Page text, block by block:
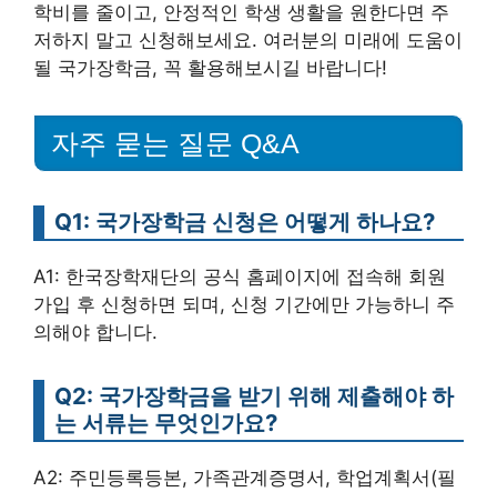
학비를 줄이고, 안정적인 학생 생활을 원한다면 주
저하지 말고 신청해보세요. 여러분의 미래에 도움이
될 국가장학금, 꼭 활용해보시길 바랍니다!
자주 묻는 질문 Q&A
Q1: 국가장학금 신청은 어떻게 하나요?
A1: 한국장학재단의 공식 홈페이지에 접속해 회원
가입 후 신청하면 되며, 신청 기간에만 가능하니 주
의해야 합니다.
Q2: 국가장학금을 받기 위해 제출해야 하
는 서류는 무엇인가요?
A2: 주민등록등본, 가족관계증명서, 학업계획서(필